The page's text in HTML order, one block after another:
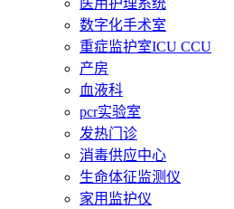
数字化手术室
重症监护室ICU CCU
产房
血液科
pcr实验室
发热门诊
消毒供应中心
生命体征监测仪
家用监护仪